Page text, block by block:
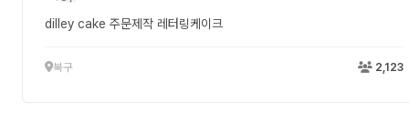
dilley cake 주문제작 레터링케이크
북구 2,123